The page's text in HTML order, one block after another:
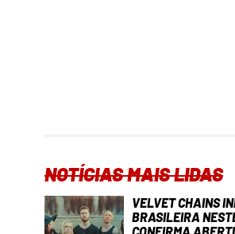
NOTÍCIAS MAIS LIDAS
VELVET CHAINS
BRASILEIRA